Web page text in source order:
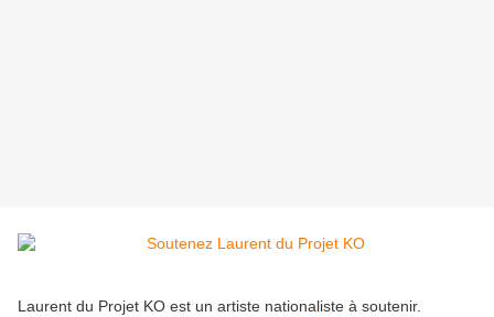
Laurent du Projet KO est un artiste nationaliste à soutenir.